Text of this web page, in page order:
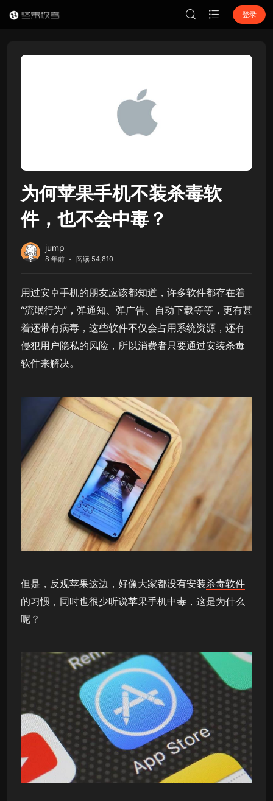
登录
为何苹果手机不装杀毒软
件，也不会中毒？
jump
8 年前 阅读 54,810
用过安卓手机的朋友应该都知道，许多软件都存在着
“流氓行为”，弹通知、弹广告、自动下载等等，更有甚
着还带有病毒，这些软件不仅会占用系统资源，还有
侵犯用户隐私的风险，所以消费者只要通过安装杀毒
软件来解决。
但是，反观苹果这边，好像大家都没有安装杀毒软件
的习惯，同时也很少听说苹果手机中毒，这是为什么
呢？